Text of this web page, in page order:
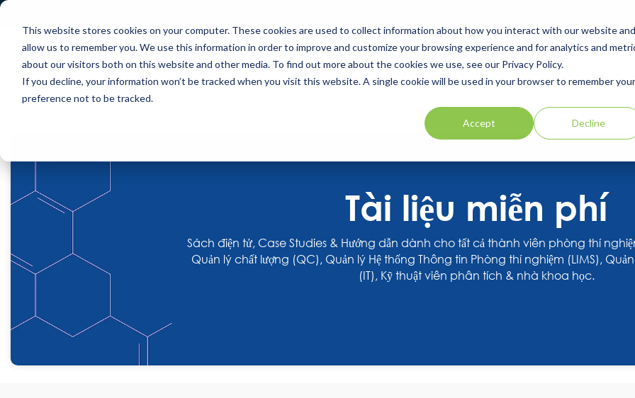
This website stores cookies on your computer. These cookies are used to collect information about how you interact with our website and
allow us to remember you. We use this information in order to improve and customize your browsing experience and for analytics and
about our visitors both on this website and other media. To find out more about the cookies we use, see our Privacy Policy.
If you decline, your information won’t be tracked when you visit this website. A single cookie will be used in your browser to remember your
preference not to be tracked.
Accept Decline
Skip
main
HỖ TRỢ & DỊCH VỤ GIỚI THIỆU
Tài liệu miễn phí
Sách điện tử, Case Studies & Hướng dẫn dành cho tất cả thành viên phòng thí
Quản lý chất lượng (QC), Quản lý Hệ thống Thông tin Phòng thí nghiệm (LIMS),
(IT), Kỹ thuật viên phân tích & nhà khoa học.